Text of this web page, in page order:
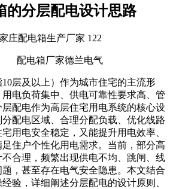
的分层配电设计思路
庄配电箱生产厂家 122
层及以上）作为城市住宅的主流形
电负荷集中、供电可靠性要求高、管
配电作为高层住宅用电系统的核心设
配电区域、合理分配负载、优化线路
用电安全稳定，又能提升用电效率、
住户个性化用电需求。当前，部分高
合理，频繁出现供电不均、跳闸、线
，甚至存在电气安全隐患。本文结合
验，详细阐述分层配电的设计原则、